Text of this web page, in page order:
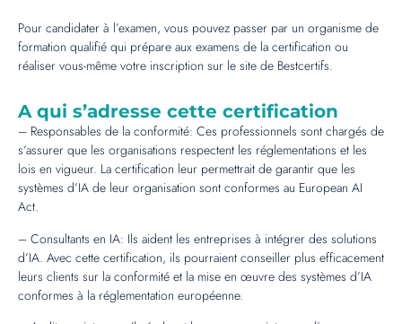
Pour candidater à l’examen, vous pouvez passer par un organisme de
formation qualifié qui prépare aux examens de la certification ou
réaliser vous-même votre inscription sur le site de Bestcertifs.
A qui s’adresse cette certification
– Responsables de la conformité: Ces professionnels sont chargés de
s’assurer que les organisations respectent les réglementations et les
lois en vigueur. La certification leur permettrait de garantir que les
systèmes d’IA de leur organisation sont conformes au European AI
Act.
– Consultants en IA: Ils aident les entreprises à intégrer des solutions
d’IA. Avec cette certification, ils pourraient conseiller plus efficacement
leurs clients sur la conformité et la mise en œuvre des systèmes d’IA
conformes à la réglementation européenne.